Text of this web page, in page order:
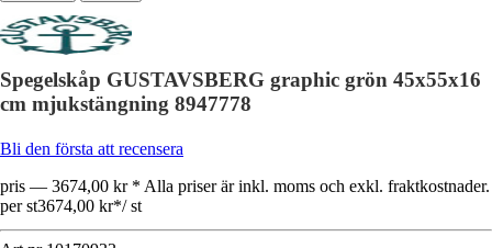
Spegelskåp GUSTAVSBERG graphic grön 45x55x16
cm mjukstängning 8947778
Bli den första att recensera
pris — 3674,00 kr * Alla priser är inkl. moms och exkl. fraktkostnader.
per st3674,00 kr*/ st